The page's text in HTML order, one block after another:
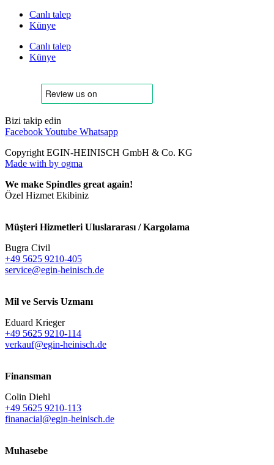
Canlı talep
Künye
Canlı talep
Künye
Bizi takip edin
FacebookYoutube Whatsapp
Copyright EGIN-HEINISCH GmbH & Co. KG
Made with by ogma
We make Spindles great again!
Özel Hizmet Ekibiniz
Müşteri Hizmetleri Uluslararası / Kargolama
Bugra Civil
+49 5625 9210-405
service@egin-heinisch.de
Mil ve Servis Uzmanı
Eduard Krieger
+49 5625 9210-114
verkauf@egin-heinisch.de
Finansman
Colin Diehl
+49 5625 9210-113
finanacial@egin-heinisch.de
Muhasebe